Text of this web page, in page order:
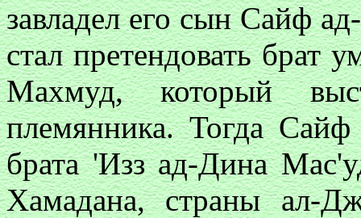
завладел его сын Сайф
стал претендовать брат
Махмуд, который
племянника. Тогда
брата 'Изз ад-Дина
Хамадана, страны ал-